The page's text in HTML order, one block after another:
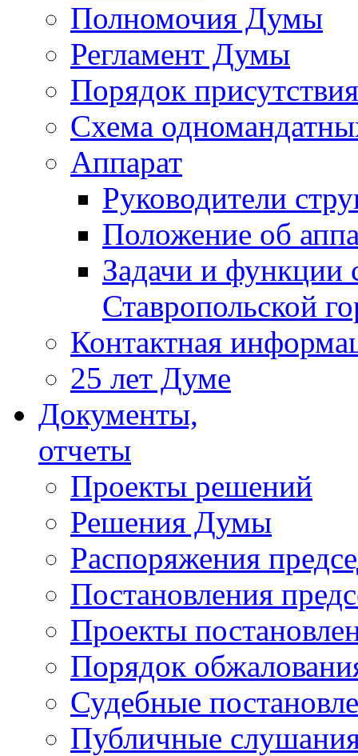
Полномочия Думы
Регламент Думы
Порядок
Схема
Аппарат
Руководители
Положение об
Задачи и функции
Ставропольской
Контактная
25 лет Думе
Документы,
отчеты
Проекты решений
Решения Думы
Распоряжения
Постановления
Проекты
Порядок
Судебные
Публичные